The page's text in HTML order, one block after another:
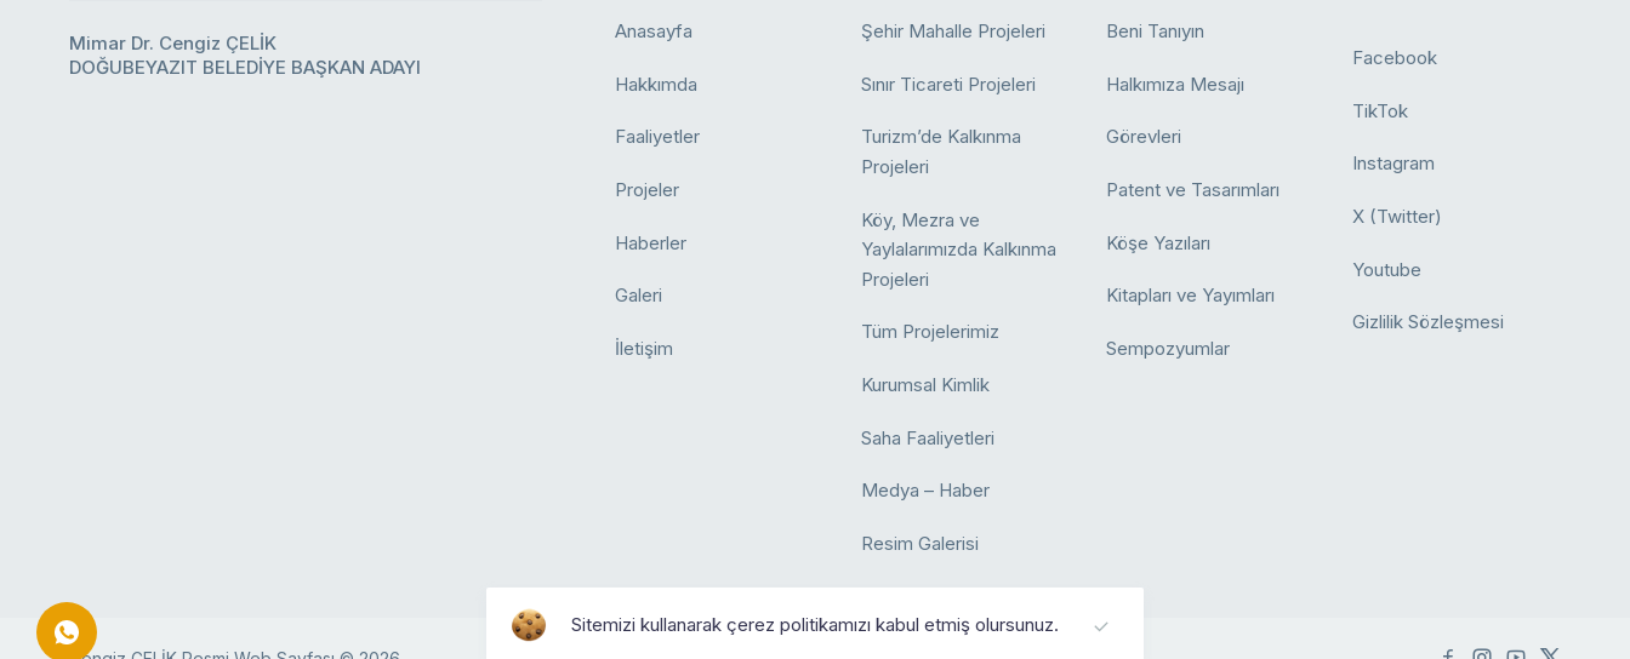
Sitemizi kullanarak çerez politikamızı kabul etmiş olursunuz.
Mimar Dr. Cengiz ÇELİK
DOĞUBEYAZIT BELEDİYE BAŞKAN ADAYI
Anasayfa
Hakkımda
Faaliyetler
Projeler
Haberler
Galeri
İletişim
Şehir Mahalle Projeleri
Sınır Ticareti Projeleri
Turizm’de Kalkınma
Projeleri
Köy, Mezra ve
Yaylalarımızda Kalkınma
Projeleri
Tüm Projelerimiz
Kurumsal Kimlik
Saha Faaliyetleri
Medya – Haber
Resim Galerisi
Beni Tanıyın
Halkımıza Mesajı
Görevleri
Patent ve Tasarımları
Köşe Yazıları
Kitapları ve Yayımları
Sempozyumlar
Facebook
TikTok
Instagram
X (Twitter)
Youtube
Gizlilik Sözleşmesi